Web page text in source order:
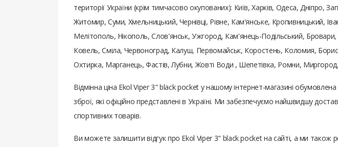
території України (крім тимчасово окупованих): Київ, Харків, Одеса, Дніпро,
Житомир, Суми, Хмельницький, Чернівці, Рівне, Кам'янське, Кропивницький,
Мелітополь, Нікополь, Слов'янськ, Ужгород, Кам'янець-Подільський,
Ковель, Сміла, Червоноград, Калуш, Первомайськ, Коростень, Коломия,
Охтирка, Марганець, Фастів, Лубни, Жовті Води , Шепетівка, Ромни,
Відмінна ціна Ekol Viper 3" black pocket у нашому інтернет-магазині
зброї, які офіційно представлені в Україні. Ми забезпечуємо найшвидшу
спортивних товарів.
Ви можете залишити відгук про Ekol Viper 3" black pocket на сайті, а ми також